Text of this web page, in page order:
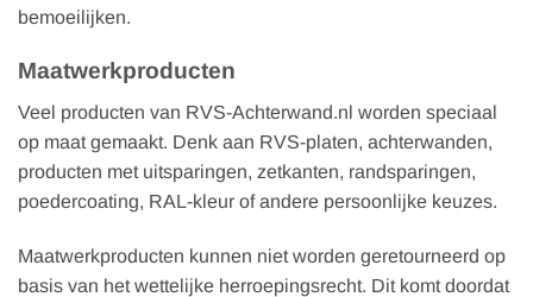
bemoeilijken.
Maatwerkproducten
Veel producten van RVS-Achterwand.nl worden speciaal
op maat gemaakt. Denk aan RVS-platen, achterwanden,
producten met uitsparingen, zetkanten, randsparingen,
poedercoating, RAL-kleur of andere persoonlijke keuzes.
Maatwerkproducten kunnen niet worden geretourneerd op
basis van het wettelijke herroepingsrecht. Dit komt doordat